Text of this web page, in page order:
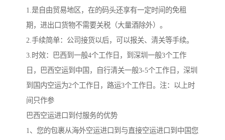
1.是自由贸易地区，在的码头还享有一定时间的免租
期，进出口货物不需要关税（大量酒除外）。
2.手续简单：公司接货以后，可以报关、清关等手续。
3.时效：巴西到一般4个工作日，到深圳一般3个工作
日，巴西空运到中国，自行清关一般3-5个工作日，深圳
到国内空运为2个工作日，路运3个工作日。注：以上时
间只作参
巴西空运进口到付服务的优势
1、您的包裹从海外空运进口到与直接空运进口到中国您